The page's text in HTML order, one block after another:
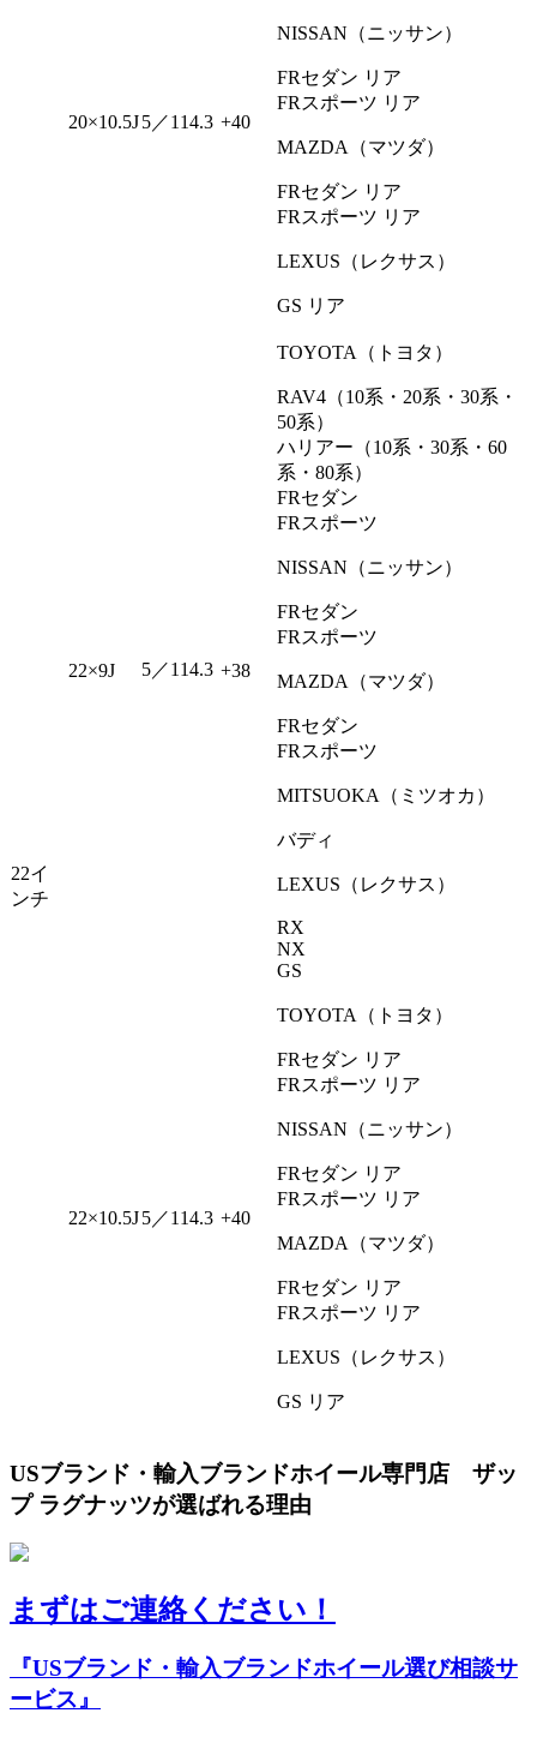
20×10.5J5／114.3 +40
NISSAN（ニッサン）
FRセダン リア
FRスポーツ リア
MAZDA（マツダ）
FRセダン リア
FRスポーツ リア
LEXUS（レクサス）
GS リア
22イ
ンチ
22×9J 5／114.3 +38
TOYOTA（トヨタ）
RAV4（10系・20系・30系・
50系）
ハリアー（10系・30系・60
系・80系）
FRセダン
FRスポーツ
NISSAN（ニッサン）
FRセダン
FRスポーツ
MAZDA（マツダ）
FRセダン
FRスポーツ
MITSUOKA（ミツオカ）
バディ
LEXUS（レクサス）
RX
NX
GS
22×10.5J5／114.3 +40
TOYOTA（トヨタ）
FRセダン リア
FRスポーツ リア
NISSAN（ニッサン）
FRセダン リア
FRスポーツ リア
MAZDA（マツダ）
FRセダン リア
FRスポーツ リア
LEXUS（レクサス）
GS リア
USブランド・輸入ブランドホイール専門店 ザッ
プ ラグナッツが選ばれる理由
まずはご連絡ください！
『USブランド・輸入ブランドホイール選び相談サ
ービス』